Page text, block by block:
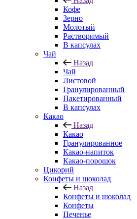
Кофе
Зерно
Молотый
Растворимый
В капсулах
Чай
Назад
Чай
Листовой
Гранулированный
Пакетированный
В капсулах
Какао
Назад
Какао
Гранулированное
Какао-напиток
Какао-порошок
Цикорий
Конфеты и шоколад
Назад
Конфеты и шоколад
Конфеты
Печенье